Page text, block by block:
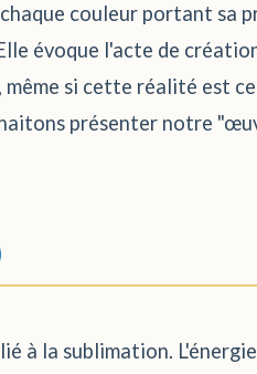
couleur portant sa
évoque l'acte de
si cette réalité est
présenter notre
la sublimation.